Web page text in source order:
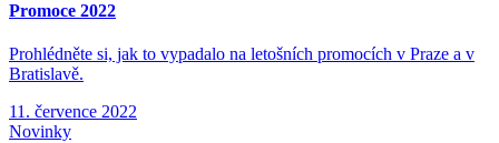
Promoce 2022
Prohlédněte si, jak to vypadalo na letošních promocích v Praze a v
Bratislavě.
11. července 2022
Novinky